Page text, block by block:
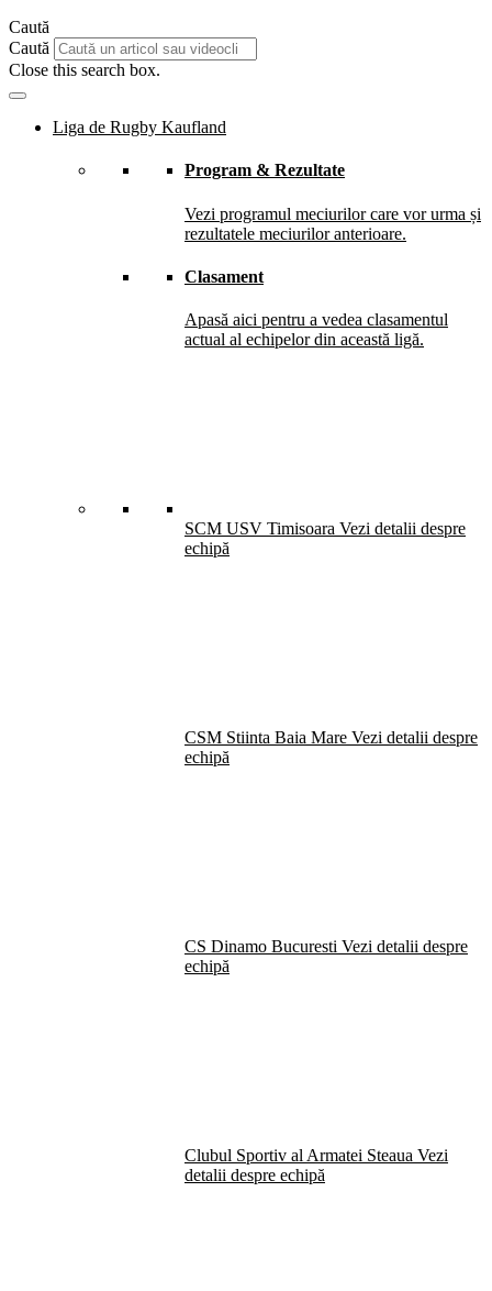
Caută
Caută
Close this search box.
Liga de Rugby Kaufland
Program & Rezultate
Vezi programul meciurilor care vor urma și
rezultatele meciurilor anterioare.
Clasament
Apasă aici pentru a vedea clasamentul
actual al echipelor din această ligă.
SCM USV Timisoara Vezi detalii despre
echipă
CSM Stiinta Baia Mare Vezi detalii despre
echipă
CS Dinamo Bucuresti Vezi detalii despre
echipă
Clubul Sportiv al Armatei Steaua Vezi
detalii despre echipă